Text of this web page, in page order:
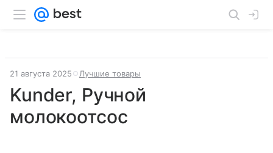
21 августа 2025 Лучшие товары
Kunder, Ручной
молокоотсос